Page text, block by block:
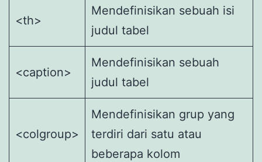
<th>
Mendefinisikan sebuah isi
judul tabel
<caption>
Mendefinisikan sebuah
judul tabel
<colgroup>
Mendefinisikan grup yang
terdiri dari satu atau
beberapa kolom